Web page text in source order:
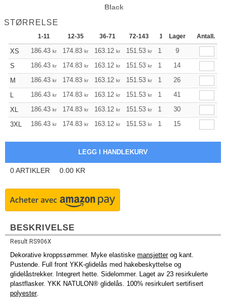
Black
STØRRELSE
1-11 12-35 36-71 72-143 144-287 288 +
Lager Antall.
XS 186.43 kr 174.83 kr 163.12 kr 151.53 kr 139.829
S
186.43 kr 174.83 kr 163.12 kr 151.53 kr 139.82 kr
14
M
186.43 kr 174.83 kr 163.12 kr 151.53 kr 139.82 kr
26
L
186.43 kr 174.83 kr 163.12 kr 151.53 kr 139.8241
XL
186.43 kr 174.83 kr 163.12 kr 151.53 kr 139.82 kr
30
3XL
186.43 kr 174.83 kr 163.12 kr 151.53 kr 139.82 kr
15
0ARTIKLER 0.00 KR
BESKRIVELSE
Result RS906X
Dekorative kroppssømmer. Myke elastiske mansjetterog kant.
Pustende. Full front YKK-glidelås med hakebeskyttelse og
glidelåstrekker. Integrert hette. Sidelommer. Laget av 23 resirkulerte
plastflasker. YKK NATULON® glidelås. 100% resirkulert sertifisert
polyester.